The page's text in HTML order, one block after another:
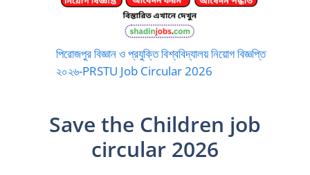
পিরোজপুর বিজ্ঞান ও প্রযুক্তি বিশ্ববিদ্যালয় নিয়োগ বিজ্ঞপ্তি
২০২৬-PRSTU Job Circular 2026
Save the Children job
circular 2026